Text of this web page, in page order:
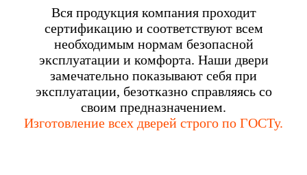
Вся продукция компания проходит
сертификацию и соответствуют всем
необходимым нормам безопасной
эксплуатации и комфорта. Наши двери
замечательно показывают себя при
эксплуатации, безотказно справляясь со
своим предназначением.
Изготовление всех дверей строго по ГОСТу.